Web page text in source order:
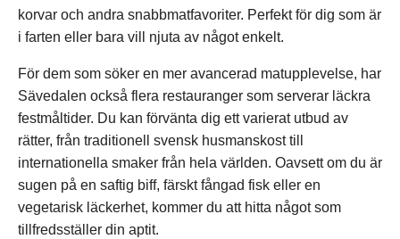
korvar och andra snabbmatfavoriter. Perfekt för dig som är
i farten eller bara vill njuta av något enkelt.
För dem som söker en mer avancerad matupplevelse, har
Sävedalen också flera restauranger som serverar läckra
festmåltider. Du kan förvänta dig ett varierat utbud av
rätter, från traditionell svensk husmanskost till
internationella smaker från hela världen. Oavsett om du är
sugen på en saftig biff, färskt fångad fisk eller en
vegetarisk läckerhet, kommer du att hitta något som
tillfredsställer din aptit.